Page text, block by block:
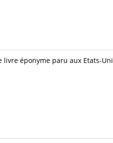
éponyme paru aux Etats-